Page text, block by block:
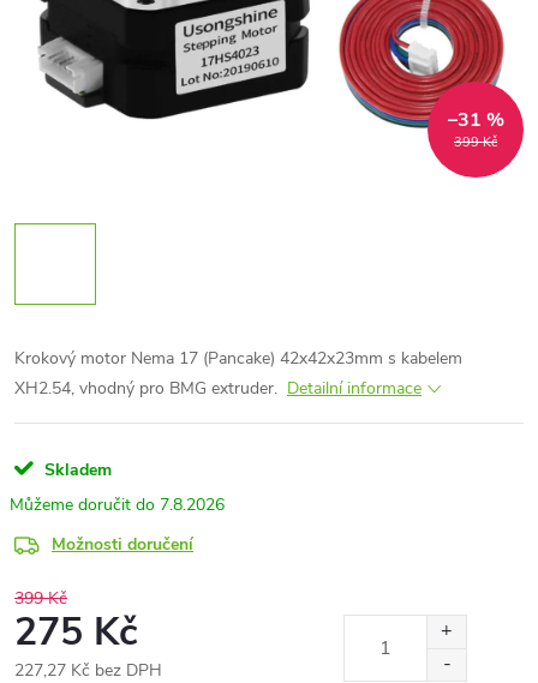
399 Kč
–31 %
Krokový motor Nema 17 (Pancake) 42x42x23mm s kabelem
XH2.54, vhodný pro BMG extruder. Detailní informace
Skladem
7.8.2026
Možnosti doručení
399 Kč
275 Kč
227,27 Kč bez DPH